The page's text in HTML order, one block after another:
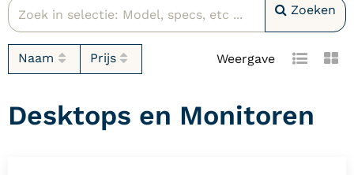
Zoeken
Naam Prijs Weergave
Desktops en Monitoren